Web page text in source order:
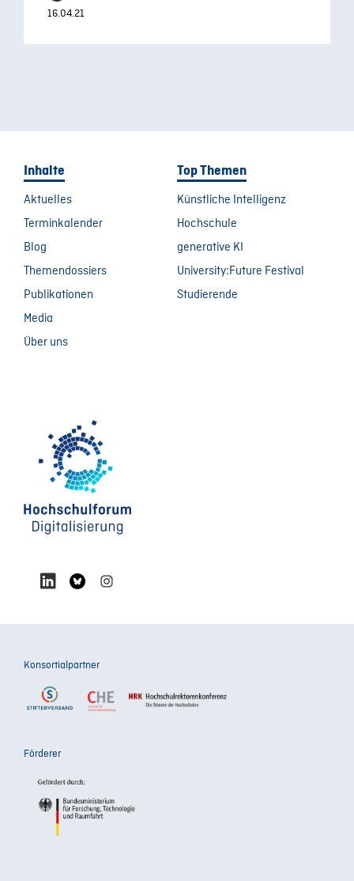
16.04.21
Inhalte
Aktuelles
Terminkalender
Blog
Themendossiers
Publikationen
Media
Über uns
Top Themen
Künstliche Intelligenz
Hochschule
generative KI
University:Future Festival
Studierende
Konsortialpartner
Förderer